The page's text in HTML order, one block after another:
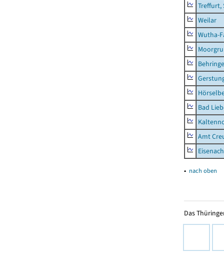
Treffurt,
Weilar
Wutha-
Bad
Amt
▴ nach oben
Das